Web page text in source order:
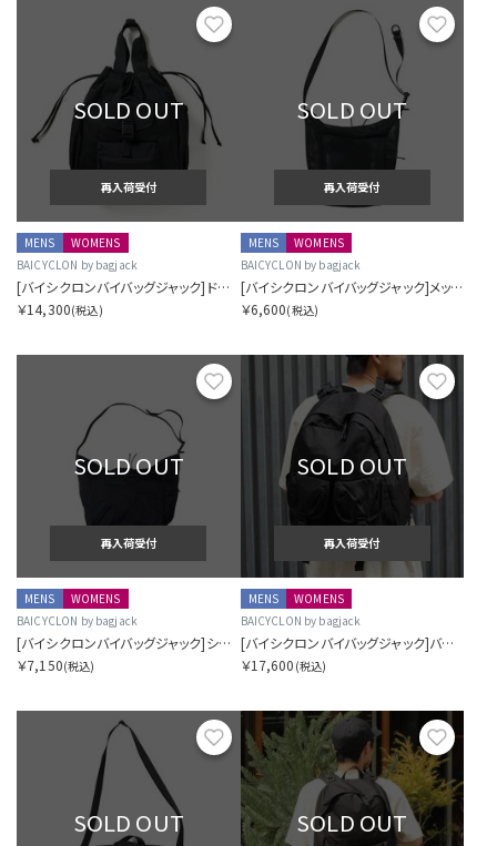
お気に入り
SOLD OUT
再入荷受付
MENS
WOMENS
BAICYCLON by bagjack
[バイシクロンバイバッグジャック]ドローストリングバックパック
￥14,300(税込)
SOLD OUT
再入荷受付
MENS
WOMENS
BAICYCLON by bagjack
[バイシクロンバイバッグジャック]メッシュショルダーバッグ（スモール）
￥6,600(税込)
お気に入り
SOLD OUT
再入荷受付
MENS
WOMENS
BAICYCLON by bagjack
[バイシクロンバイバッグジャック]ショルダーバッグ
￥7,150(税込)
SOLD OUT
再入荷受付
MENS
WOMENS
BAICYCLON by bagjack
[バイシクロンバイバッグジャック]バックパック
￥17,600 (税込)
お気に入り
SOLD OUT
お気
SOLD OUT